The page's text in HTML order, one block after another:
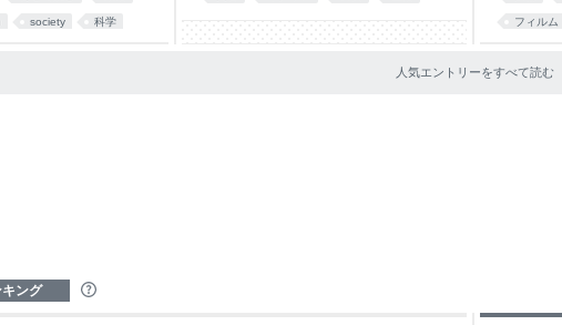
society 科学 フィルム
人気エントリーをすべて読む
ング